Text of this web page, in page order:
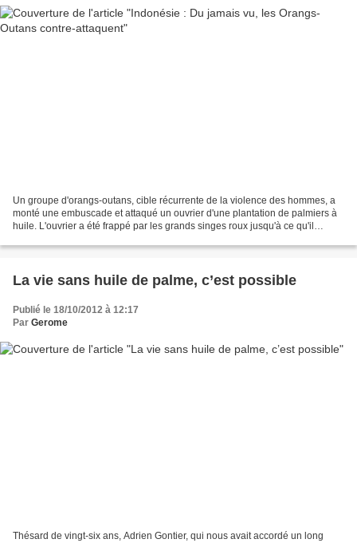
Un groupe d'orangs-outans, cible récurrente de la violence des hommes, a
monté une embuscade et attaqué un ouvrier d'une plantation de palmiers à
huile. L'ouvrier a été frappé par les grands singes roux jusqu'à ce qu'il
La vie sans huile de palme, c’est possible
Publié le 18/10/2012 à 12:17
Par Gerome
Thésard de vingt-six ans, Adrien Gontier, qui nous avait accordé un long